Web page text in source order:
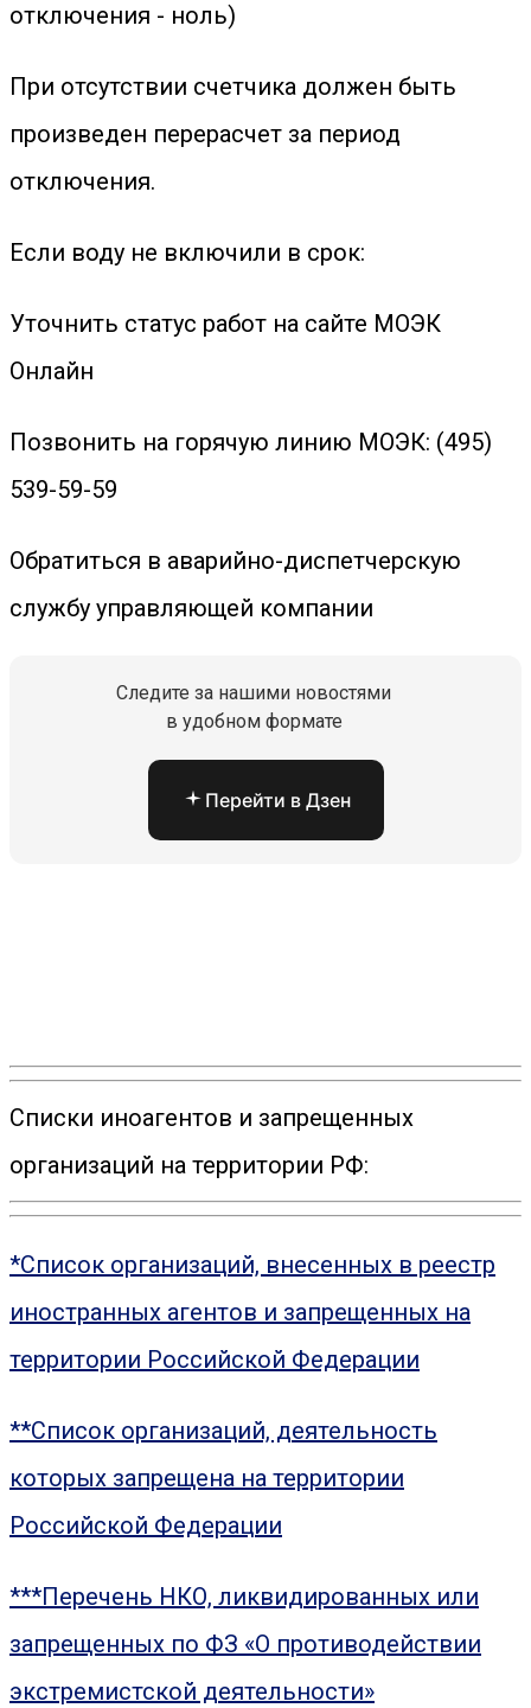
отключения - ноль)
При отсутствии счетчика должен быть
произведен перерасчет за период
отключения.
Если воду не включили в срок:
Уточнить статус работ на сайте МОЭК
Онлайн
Позвонить на горячую линию МОЭК: (495)
539-59-59
Обратиться в аварийно-диспетчерскую
службу управляющей компании
Следите за нашими новостями
в удобном формате
Перейти в Дзен
Списки иноагентов и запрещенных
организаций на территории РФ:
*Список организаций, внесенных в реестр
иностранных агентов и запрещенных на
территории Российской Федерации
**Список организаций, деятельность
которых запрещена на территории
Российской Федерации
***Перечень НКО, ликвидированных или
запрещенных по ФЗ «О противодействии
экстремистской деятельности»